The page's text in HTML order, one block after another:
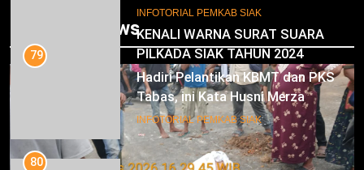
KENALI WARNA SURAT SUARA
PILKADA SIAK TAHUN 2024
IKLAN
Mari Sukseskan Pilkada Serentak
Tahun 2024
Trending News
2024
INFOTORIAL PEMKAB SIAK
79
Hadiri Pelantikan KBMT dan PKS
Tabas, ini Kata Husni Merza
INFOTORIAL PEMKAB SIAK
80